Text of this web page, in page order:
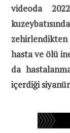
videoda
hasta ve ölü
da
içerdiği